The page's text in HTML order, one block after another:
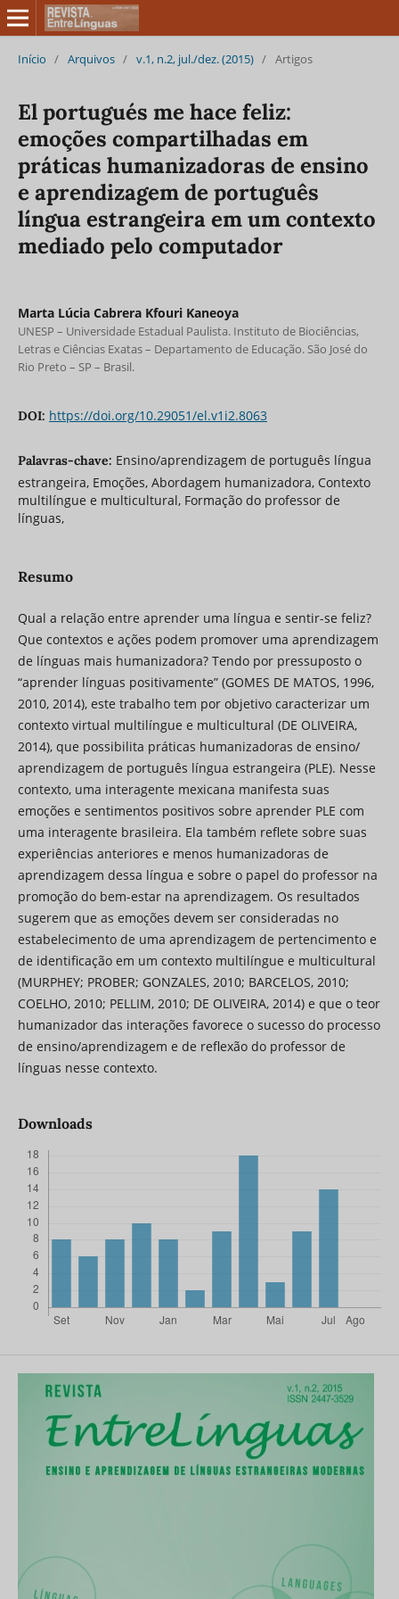
Início / Arquivos / v.1, n.2, jul./dez. (2015) / Artigos
El portugués me hace feliz:
emoções compartilhadas em
práticas humanizadoras de ensino
e aprendizagem de português
língua estrangeira em um contexto
mediado pelo computador
Marta Lúcia Cabrera Kfouri Kaneoya
UNESP – Universidade Estadual Paulista. Instituto de Biociências,
Letras e Ciências Exatas – Departamento de Educação. São José do
Rio Preto – SP – Brasil.
DOI: https://doi.org/10.29051/el.v1i2.8063
Palavras-chave: Ensino/aprendizagem de português língua
estrangeira, Emoções, Abordagem humanizadora, Contexto
multilíngue e multicultural, Formação do professor de
línguas,
Resumo
Qual a relação entre aprender uma língua e sentir-se feliz?
Que contextos e ações podem promover uma aprendizagem
de línguas mais humanizadora? Tendo por pressuposto o
“aprender línguas positivamente” (GOMES DE MATOS, 1996,
2010, 2014), este trabalho tem por objetivo caracterizar um
contexto virtual multilíngue e multicultural (DE OLIVEIRA,
2014), que possibilita práticas humanizadoras de ensino/
aprendizagem de português língua estrangeira (PLE). Nesse
contexto, uma interagente mexicana manifesta suas
emoções e sentimentos positivos sobre aprender PLE com
uma interagente brasileira. Ela também reflete sobre suas
experiências anteriores e menos humanizadoras de
aprendizagem dessa língua e sobre o papel do professor na
promoção do bem-estar na aprendizagem. Os resultados
sugerem que as emoções devem ser consideradas no
estabelecimento de uma aprendizagem de pertencimento e
de identificação em um contexto multilíngue e multicultural
(MURPHEY; PROBER; GONZALES, 2010; BARCELOS, 2010;
COELHO, 2010; PELLIM, 2010; DE OLIVEIRA, 2014) e que o teor
humanizador das interações favorece o sucesso do processo
de ensino/aprendizagem e de reflexão do professor de
línguas nesse contexto.
Downloads